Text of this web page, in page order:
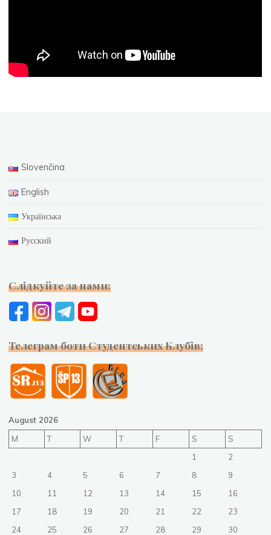
Slovenčina
English
Українська
Русский
Слідкуйте за нами:
Телеграм боти Студентських Клубів:
August 2026
M
T W T F S
S
1
2
3
4 5 6 7 8
9
10
11 12 13 14 15
16
17
18 19 20 21 22
23
24
25 26 27 28 29
30